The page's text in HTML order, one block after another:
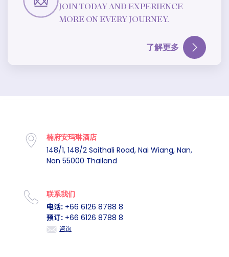
JOIN TODAY AND EXPERIENCE
MORE ON EVERY JOURNEY.
了解更多
楠府安玛琳酒店
148/1, 148/2 Saithali Road, Nai Wiang, Nan,
Nan 55000 Thailand
联系我们
电话: +66 6126 8788 8
预订: +66 6126 8788 8
咨询